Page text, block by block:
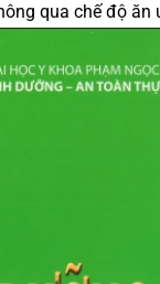
qua chế độ ăn